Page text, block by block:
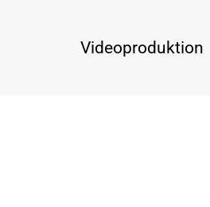
Videoproduktion